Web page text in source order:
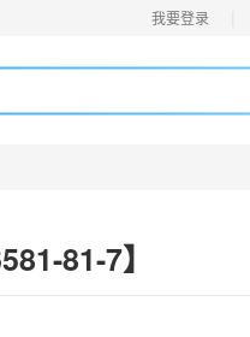
我要登录
81-7】